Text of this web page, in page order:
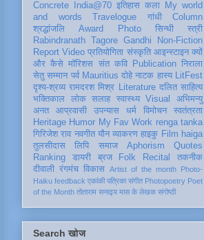
Concrete
India@70 इतिहास कला
My world
and words
Travelogue गांधी
Column
श्रद्धांजलि
Award Photo सिन्धी
स्त्री
Rabindranath Tagore Gandhi
Non-Fiction
Report Video प्रतियोगिता संस्कृति आइन्स्टाइन क्यों
और कैसे मॉरिशस संत कवि Publication निराला
सेतु सम्मान पर्व Mauritius दोहे नाटक हास्य LitFest
दृश्य-श्रव्य रामदरश मिश्र Literature दलित साहित्य
भक्तिकाल
लोक सलाह स्वास्थ्य Visual
अभिमन्यु
अनत
आप्रवासी उपन्यास धर्म विमोचन
स्वतंत्रता
Heritage Humor My Fav Work renga tanka
गिरिजेश राव नवगीत यौन व्याकरण हाइकु Film haiga
तुलसीदास
लिपि समाज Aphorism
Quotes
Ranking
डायरी ब्रज Folk Recital
तकनीक
दीवाली रंगमंच विकास Artist of the month Photo-
Haiku feedback एकांकी पत्रिका संगीत Photopoetry Poet
of the Month तोताराम सनाढ्य मास के लेखक संगोष्ठी
Search खोज